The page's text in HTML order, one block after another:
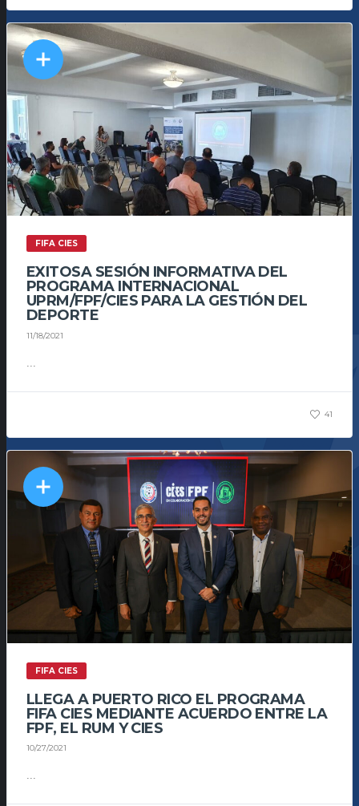
FIFA CIES
EXITOSA SESIÓN INFORMATIVA DEL
PROGRAMA INTERNACIONAL
UPRM/FPF/CIES PARA LA GESTIÓN DEL
DEPORTE
11/18/2021
41
FIFA CIES
LLEGA A PUERTO RICO EL PROGRAMA
FIFA CIES MEDIANTE ACUERDO ENTRE LA
FPF, EL RUM Y CIES
10/27/2021
...